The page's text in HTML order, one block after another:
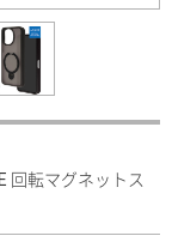
回転マグネットス